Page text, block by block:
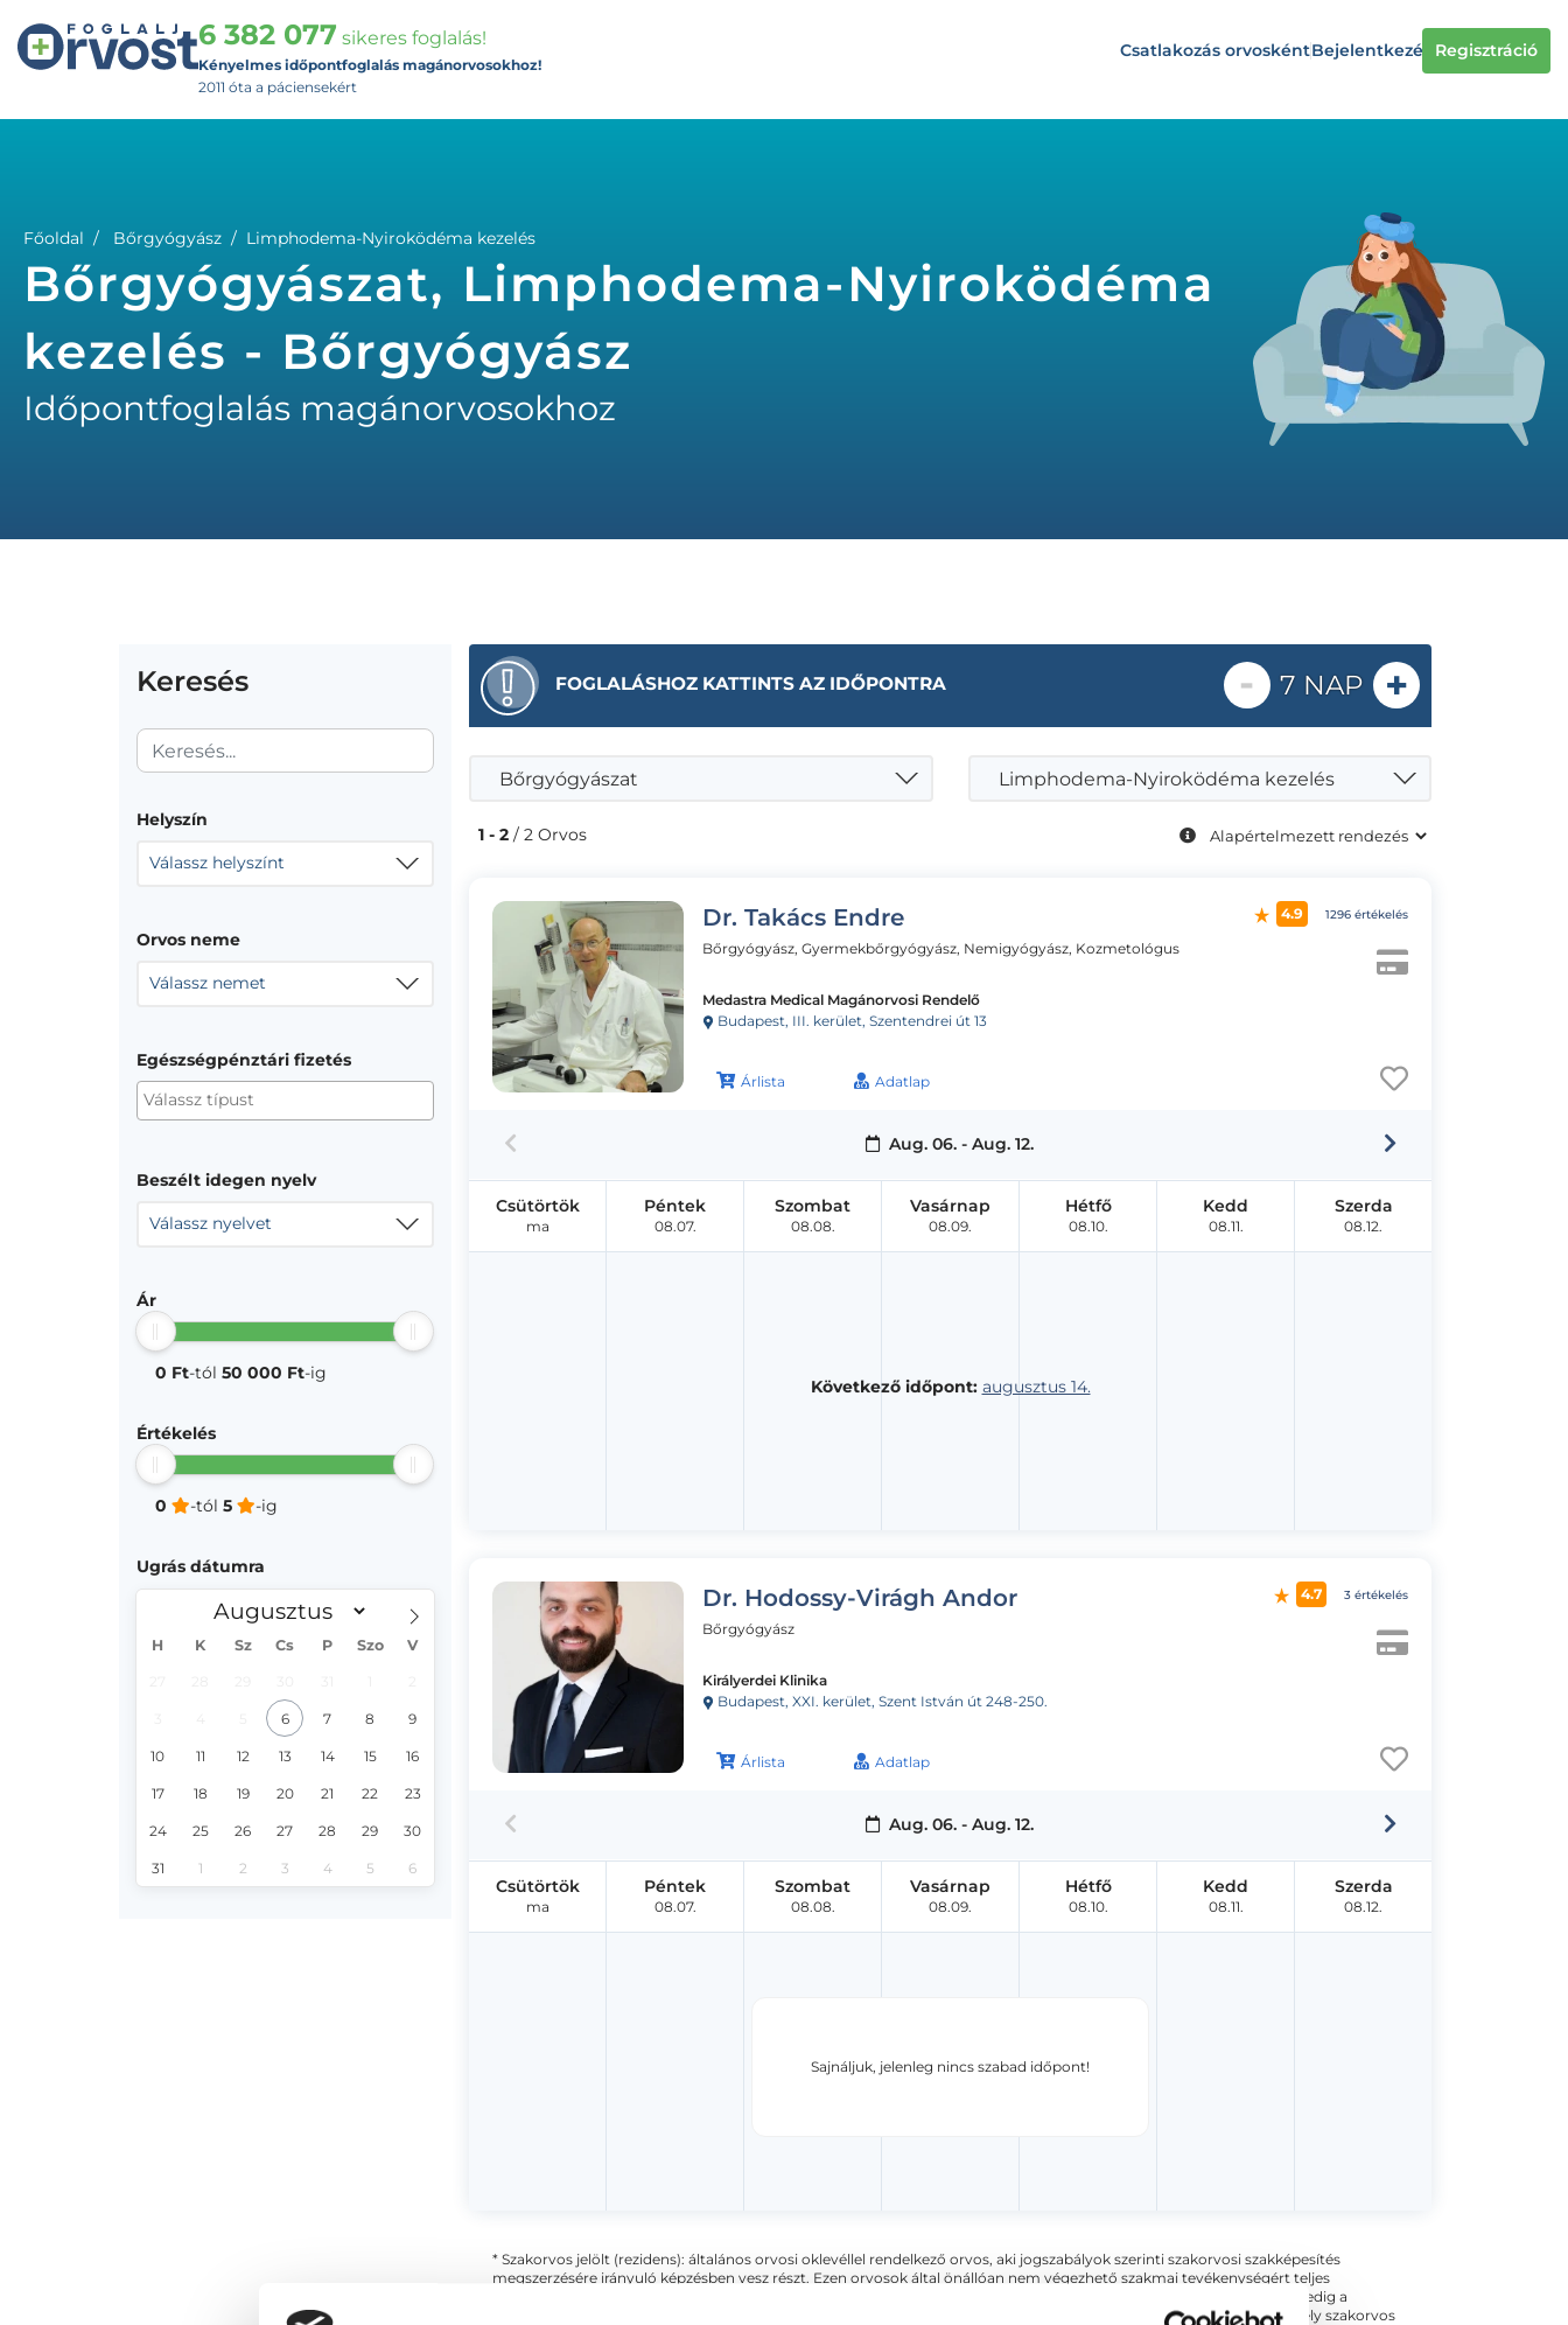
6 382 077 sikeres foglalás!
Kényelmes időpontfoglalás magánorvosokhoz!
2011 óta a páciensekért
Csatlakozás orvoskéntBejelentkezés Regisztráció
Főoldal Bőrgyógyász Limphodema-Nyiroködéma kezelés
Bőrgyógyászat, Limphodema-Nyiroködéma
kezelés - Bőrgyógyász
Időpontfoglalás magánorvosokhoz
Keresés
Helyszín
Válassz helyszínt
Orvos neme
Válassz nemet
Egészségpénztári fizetés
Beszélt idegen nyelv
Válassz nyelvet
Ár
0 Ft-tól 50 000 Ft-ig
Értékelés
0 -tól 5 -ig
Ugrás dátumra
H K Sz Cs P Szo V
6 7 8 9
10 11 12 13 14 15 16
17 18 19 20 21 22 23
24 25 26 27 28 29 30
31 1 2 3 4 5 6
FOGLALÁSHOZ KATTINTS AZ IDŐPONTRA - 7 NAP +
Bőrgyógyászat Limphodema-Nyiroködéma kezelés
1 - 2 / 2 Orvos
Dr. Takács Endre
Bőrgyógyász, Gyermekbőrgyógyász, Nemigyógyász, Kozmetológus
Medastra Medical Magánorvosi Rendelő
Budapest, III. kerület, Szentendrei út 13
Árlista Adatlap
4.9 1296 értékelés
Aug. 06. - Aug. 12.
Következő időpont: augusztus 14.
Csütörtök
ma
Péntek
08.07.
Szombat
08.08.
Vasárnap
08.09.
Hétfő
08.10.
Kedd
08.11.
Szerda
08.12.
Dr. Hodossy-Virágh Andor
Bőrgyógyász
Királyerdei Klinika
Budapest, XXI. kerület, Szent István út 248-250.
Árlista Adatlap
4.7 3 értékelés
Aug. 06. - Aug. 12.
Sajnáljuk, jelenleg nincs szabad időpont!
Csütörtök
ma
Péntek
08.07.
Szombat
08.08.
Vasárnap
08.09.
Hétfő
08.10.
Kedd
08.11.
Szerda
08.12.
* Szakorvos jelölt (rezidens): általános orvosi oklevéllel rendelkező orvos, aki jogszabályok szerinti szakorvosi szakképesítés
megszerzésére irányuló képzésben vesz részt. Ezen orvosok által önállóan nem végezhető szakmai tevékenységért teljes
felelősséggel tartozik és azt közvetlenül felügyeli az egészségügyi szolgáltató szakorvosa az első részvizsgáig, utána pedig a
szakorvosjelölt önállóan láthat el feladatokat. A foglaljorvost.hu felelősségét kizárja esetleges névazonosságért bármely szakorvos